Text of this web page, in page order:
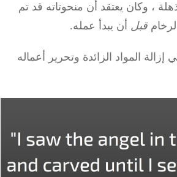
، وكان يعتقد أن منحوتاته قد تم
قبلأن يبدأ عمله.
المواد الزائدة وتحرير أعماله